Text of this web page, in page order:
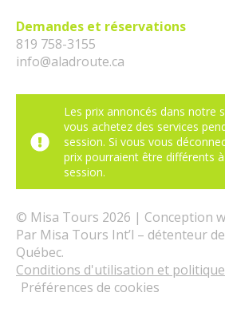
Demandes et réservations
819 758-3155
info@aladroute.ca
Les prix annoncés dans notre
vous achetez des services
session. Si vous vous
prix pourraient être différents
session.
© Misa Tours 2026 | Conception
Par Misa Tours Int’l – détenteur
Québec.
Conditions d'utilisation et
Préférences de cookies